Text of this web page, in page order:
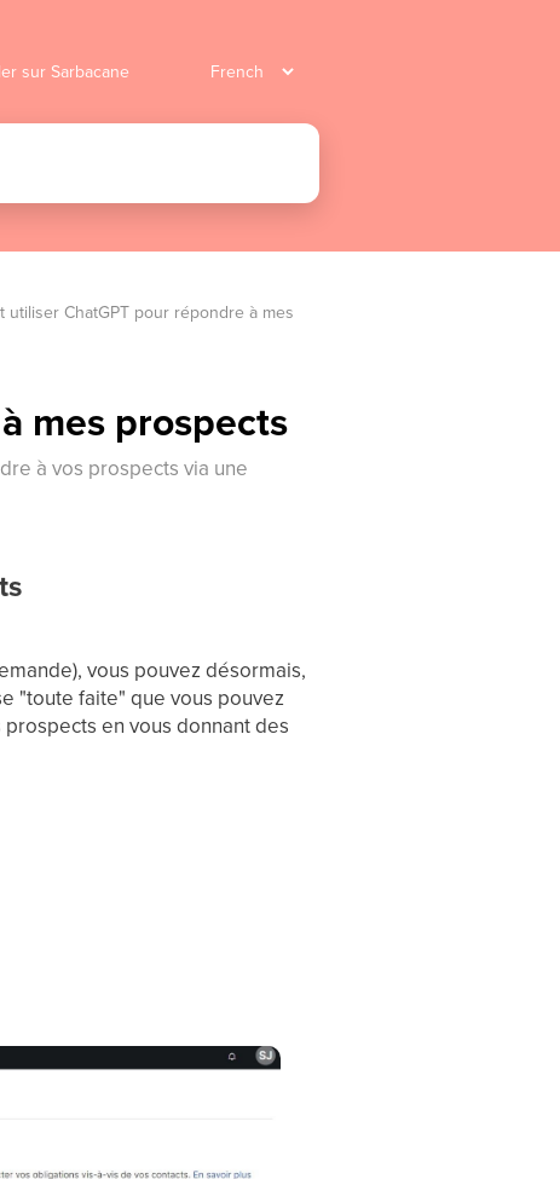
sur Sarbacane
utiliser ChatGPT pour répondre à mes
mes prospects
à vos prospects via une
vous pouvez désormais,
"toute faite" que vous pouvez
en vous donnant des